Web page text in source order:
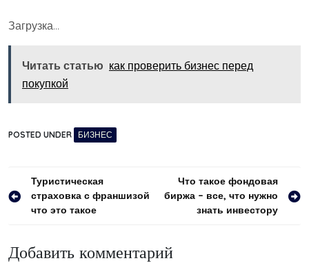
Загрузка…
Читать статью как проверить бизнес перед
покупкой
POSTED UNDER БИЗНЕС
Навигация
по
Туристическая
страховка с франшизой
что это такое
Что такое фондовая
биржа – все, что нужно
знать инвестору
Добавить комментарий